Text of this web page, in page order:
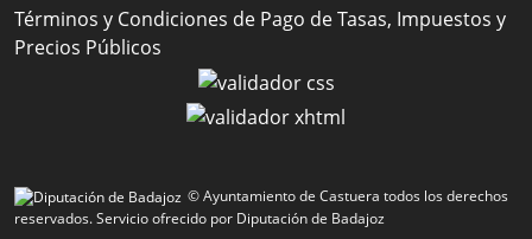
Términos y Condiciones de Pago de Tasas, Impuestos y
Precios Públicos
© Ayuntamiento de Castuera todos los derechos
reservados.Servicio ofrecido por Diputación de Badajoz